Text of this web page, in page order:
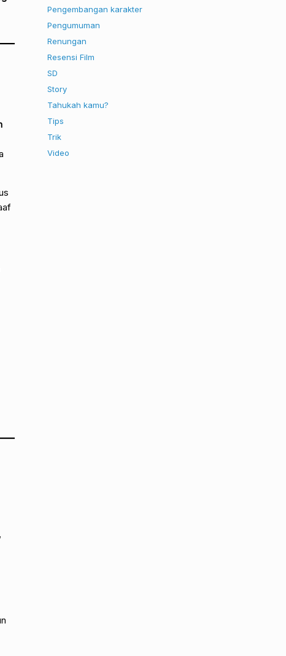
Pengembangan karakter
Pengumuman
Renungan
Resensi Film
SD
Story
Tahukah kamu?
Tips
Trik
Video